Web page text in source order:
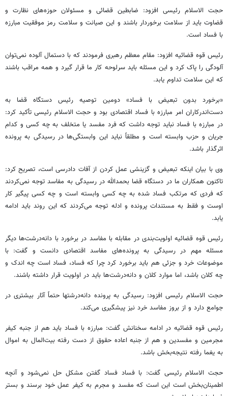
حجت الاسلام رئیسی افزود: ضابطین قضائی و مسئولان حوزه‌های نظارت و
قضاوت باید از سلامت برخوردار باشند و این صیانت و سلامت رمز موفقیت مبارزه
با فساد است.
رئیس قوه قضائیه افزود: مقام معظم رهبری فرمودند که با دستمال آلوده نمی‌توان
آلودگی را پاک کرد و این مسئله باید سرلوحه کار ما قرار گیرد و همه مراقب باشند
که این سلامت تداوم یابد.
«برخورد بدون تبعیض با فساد» دومین توصیه رئیس دستگاه قضا به
دست‌اندرکاران امر مبارزه با فساد اقتصادی بود و حجت الاسلام رئیسی تأکید کرد:
در مبارزه با فساد نباید توجه داشت که فرد مفسد یا متخلف به چه کسی و کدام
جریان و حزب وابسته است و مطلقاً نباید این وابستگی‌ها در رسیدگی به پرونده
اثرگذار باشد.
وی با بیان اینکه تبعیض و گزینشی عمل کردن از آفات دادرسی است، تصریح کرد:
تاکنون همکاران ما در دستگاه قضا بحمدالله در رسیدگی به مفاسد توجه نمی‌کردند
که فردی که مرتکب فساد شده به چه کسی وابسته است و چه کسی پیگیر کار
اوست و فقط به مستندات پرونده و ادله توجه می‌کردند که این روند باید ادامه
یابد.
رئیس قوه قضائیه اولویت‌بندی در مقابله با مفاسد در برخورد با دانه‌درشت‌ها دیگر
مسئله مهم در رسیدگی به پرونده‌های مفاسد اقتصادی دانست و گفت: با
موضوعات خرد و جزئی هم باید برخورد کرد چرا که فساد، فساد است چه اندک و
چه کلان باشد، اما موارد کلان و دانه‌درشت‌ها باید در اولویت قرار داشته باشند.
حجت الاسلام رئیسی افزود: رسیدگی به پرونده دانه‌درشت‎ها حتماً آثار بیشتری در
جوامع دارد و از بروز مفاسد خرد نیز پیشگیری می‌کند.
رئیس قوه قضائیه در ادامه سخنانش گفت: مبارزه با فساد باید هم از جنبه کیفر
مجرمین و مفسدین و هم از جنبه اعاده حقوق از دست رفته بیت‌المال به اموال
به یغما رفته نتیجه‌بخش باشد.
حجت الاسلام رئیسی گفت: با فساد فساد گفتن مشکل حل نمی‌شود و آنچه
اطمینان‌بخش است این است که مفسد و مجرم به کیفر عمل خود برسند و بستر